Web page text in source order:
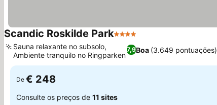
Scandic Roskilde Park4 Estrelas
7,9Boa (3.649 pontuações)
Sauna relaxante no subsolo,
Ambiente tranquilo no Ringparken
De € 248
Consulte os preços de 11 sites